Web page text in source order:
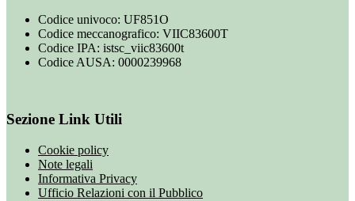
Codice univoco: UF851O
Codice meccanografico: VIIC83600T
Codice IPA: istsc_viic83600t
Codice AUSA: 0000239968
Sezione Link Utili
Cookie policy
Note legali
Informativa Privacy
Ufficio Relazioni con il Pubblico